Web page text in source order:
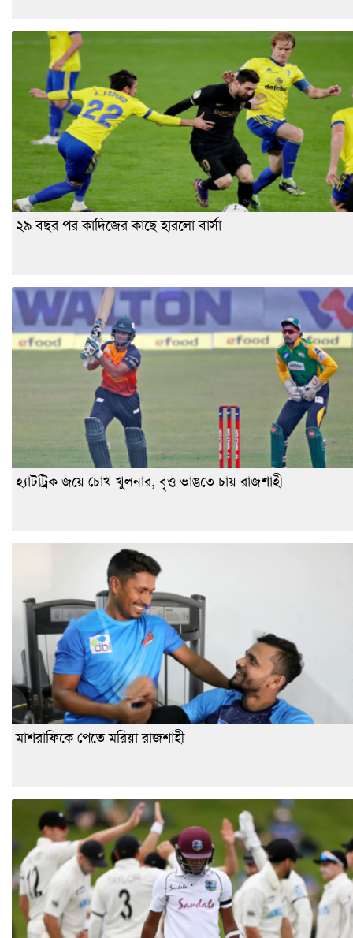
২৯ বছর পর কাদিজের কাছে হারলো বার্সা
হ্যাটট্রিক জয়ে চোখ খুলনার, বৃত্ত ভাঙতে চায় রাজশাহী
মাশরাফিকে পেতে মরিয়া রাজশাহী